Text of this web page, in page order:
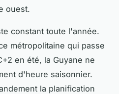
ouest.
constant toute l'année.
métropolitaine qui passe
en été, la Guyane ne
d'heure saisonnier.
la planification